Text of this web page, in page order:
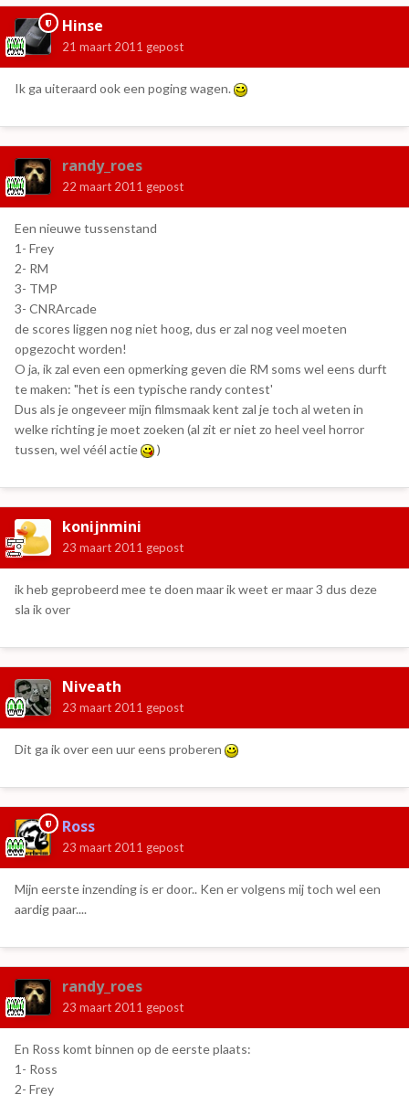
Hinse
21 maart 2011 gepost
Ik ga uiteraard ook een poging wagen.
randy_roes
22 maart 2011 gepost
Een nieuwe tussenstand
1- Frey
2- RM
3- TMP
3- CNRArcade
de scores liggen nog niet hoog, dus er zal nog veel moeten
opgezocht worden!
O ja, ik zal even een opmerking geven die RM soms wel eens durft
te maken: "het is een typische randy contest'
Dus als je ongeveer mijn filmsmaak kent zal je toch al weten in
welke richting je moet zoeken (al zit er niet zo heel veel horror
tussen, wel véél actie
)
konijnmini
23 maart 2011 gepost
ik heb geprobeerd mee te doen maar ik weet er maar 3 dus deze
sla ik over
Niveath
23 maart 2011 gepost
Dit ga ik over een uur eens proberen
Ross
23 maart 2011 gepost
Mijn eerste inzending is er door.. Ken er volgens mij toch wel een
aardig paar....
randy_roes
23 maart 2011 gepost
En Ross komt binnen op de eerste plaats:
1- Ross
2- Frey